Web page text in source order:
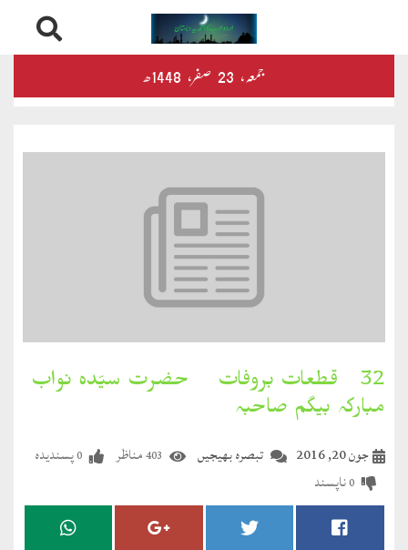
to
جمعہ‬‮، 23 صفر‬،
محمود
بخارِدل
کلام
مضطرؔ
دستِ
دعا
32۔ قطعات بروفات ۔ حضرت سیّدہ نواب
مبارکہ بیگم صاحبہ
تبصرہ بھیجیں جون 20, 2016 403مناظر 0پسندیدہ
0ناپسند